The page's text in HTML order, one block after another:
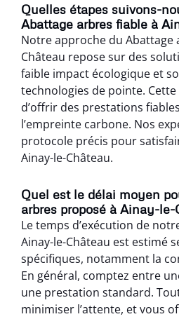
Quelles étapes suivons-
Abattage arbres fiable à
Notre approche du Abattage
Château repose sur des
faible impact écologique et
technologies de pointe.
d’offrir des prestations
l’empreinte carbone. Nos
protocole précis pour
Ainay-le-Château.
Quel est le délai moyen
arbres proposé à Ainay-le-
Le temps d’exécution de
Ainay-le-Château est estimé
spécifiques, notamment la
En général, comptez entre
une prestation standard.
minimiser l’attente, et vous